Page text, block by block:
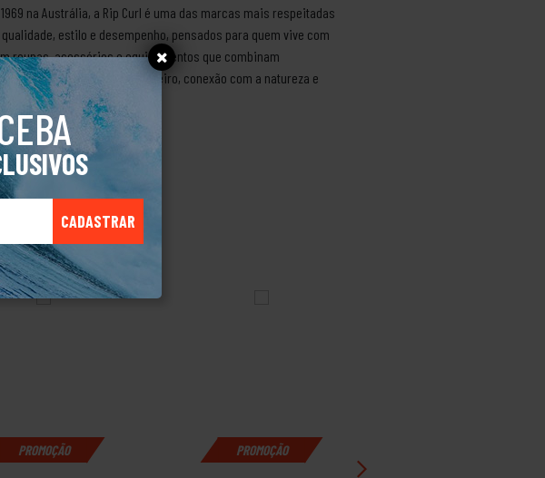
CADASTRAR
na Austrália, a Rip Curl é uma das marcas mais respeitadas
estilo e desempenho, pensados para quem vive com
roupas, acessórios e equipamentos que combinam
viver: com espírito aventureiro, conexão com a natureza e
GOSTE
PROMOÇÃO PROMOÇÃO